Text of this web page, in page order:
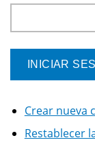
Crear nueva
Restablecer